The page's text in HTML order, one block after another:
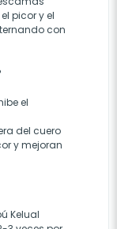
picor y el
con
el
del cuero
y mejoran
Kelual